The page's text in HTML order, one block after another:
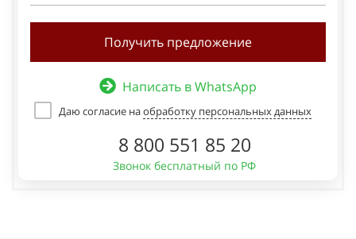
Получить предложение
Написать в WhatsApp
Даю согласие наобработку персональных данных
8 800 551 85 20
Звонок бесплатный по РФ